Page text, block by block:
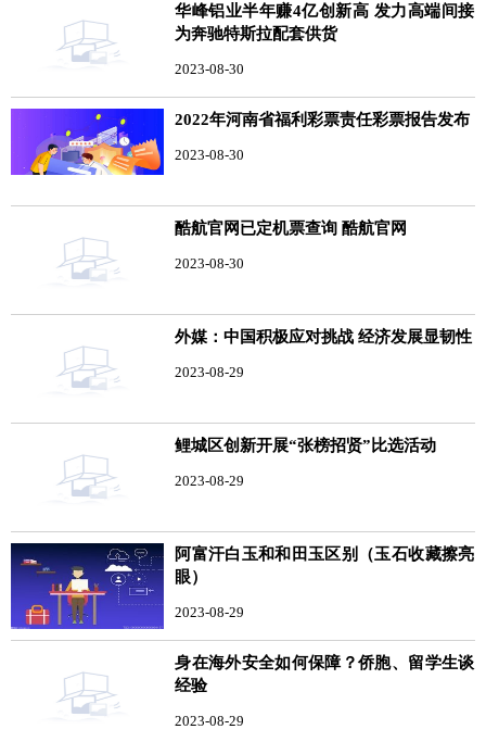
华峰铝业半年赚4亿创新高 发力高端间接
为奔驰特斯拉配套供货
2023-08-30
2022年河南省福利彩票责任彩票报告发布
2023-08-30
酷航官网已定机票查询 酷航官网
2023-08-30
外媒：中国积极应对挑战 经济发展显韧性
2023-08-29
鲤城区创新开展“张榜招贤”比选活动
2023-08-29
阿富汗白玉和和田玉区别（玉石收藏擦亮
眼）
2023-08-29
身在海外安全如何保障？侨胞、留学生谈
经验
2023-08-29